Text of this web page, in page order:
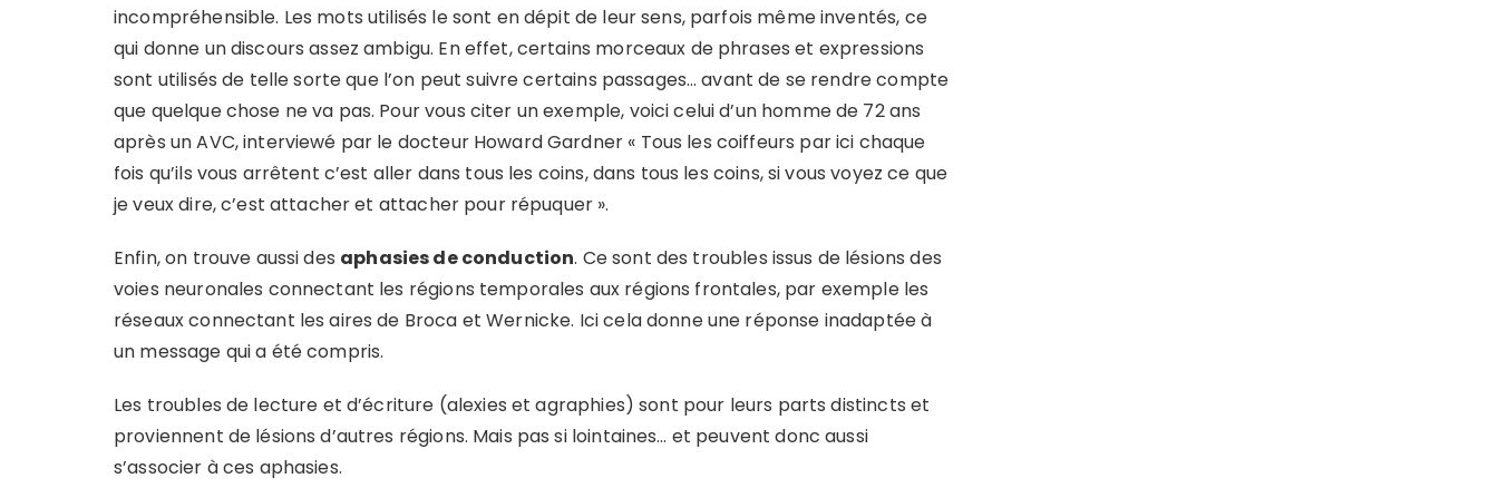
incompréhensible. Les mots utilisés le sont en dépit de leur sens, parfois même inventés, ce
qui donne un discours assez ambigu. En effet, certains morceaux de phrases et expressions
sont utilisés de telle sorte que l’on peut suivre certains passages… avant de se rendre compte
que quelque chose ne va pas. Pour vous citer un exemple, voici celui d’un homme de 72 ans
après un AVC, interviewé par le docteur Howard Gardner « Tous les coiffeurs par ici chaque
fois qu’ils vous arrêtent c’est aller dans tous les coins, dans tous les coins, si vous voyez ce que
je veux dire, c’est attacher et attacher pour répuquer ».
Enfin, on trouve aussi des aphasies de conduction. Ce sont des troubles issus de lésions des
voies neuronales connectant les régions temporales aux régions frontales, par exemple les
réseaux connectant les aires de Broca et Wernicke. Ici cela donne une réponse inadaptée à
un message qui a été compris.
Les troubles de lecture et d’écriture (alexies et agraphies) sont pour leurs parts distincts et
proviennent de lésions d’autres régions. Mais pas si lointaines… et peuvent donc aussi
s’associer à ces aphasies.